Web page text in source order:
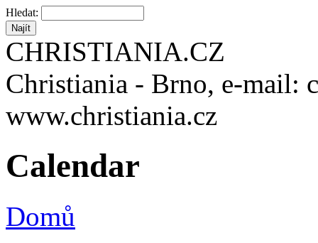
Hledat:
CHRISTIANIA.CZ
Christiania - Brno, e-mail:
www.christiania.cz
Calendar
Domů